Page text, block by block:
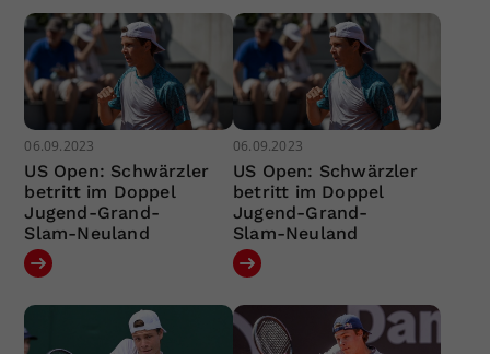
06.09.2023
US Open: Schwärzler
betritt im Doppel
Jugend-Grand-
Slam-Neuland
06.09.2023
US Open: Schwärzler
betritt im Doppel
Jugend-Grand-
Slam-Neuland